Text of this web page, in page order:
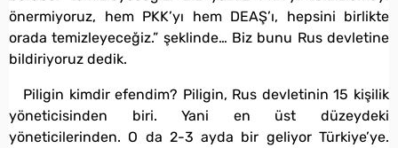
önermiyoruz, hem PKK’yı hem DEAŞ’ı, hepsini birlikte
orada temizleyeceğiz.” şeklinde… Biz bunu Rus devletine
bildiriyoruz dedik.
Piligin kimdir efendim? Piligin, Rus devletinin 15 kişilik
yöneticisinden biri. Yani en üst düzeydeki
yöneticilerinden. O da 2-3 ayda bir geliyor Türkiye’ye.